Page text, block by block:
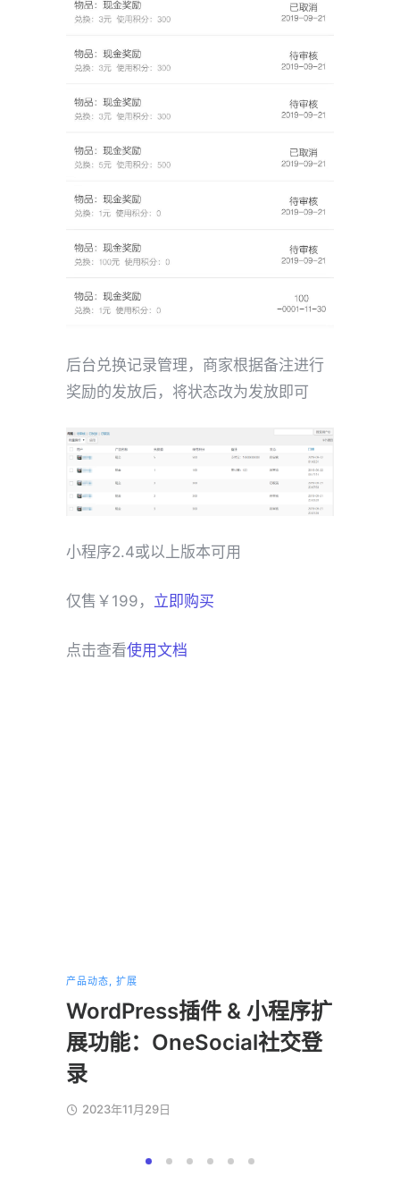
后台兑换记录管理，商家根据备注进行
奖励的发放后，将状态改为发放即可
小程序2.4或以上版本可用
仅售￥199， 立即购买
点击查看使用文档
产品动态, 扩展
WordPress插件 & 小程序扩
展功能：OneSocial社交登
录
2023年11月29日